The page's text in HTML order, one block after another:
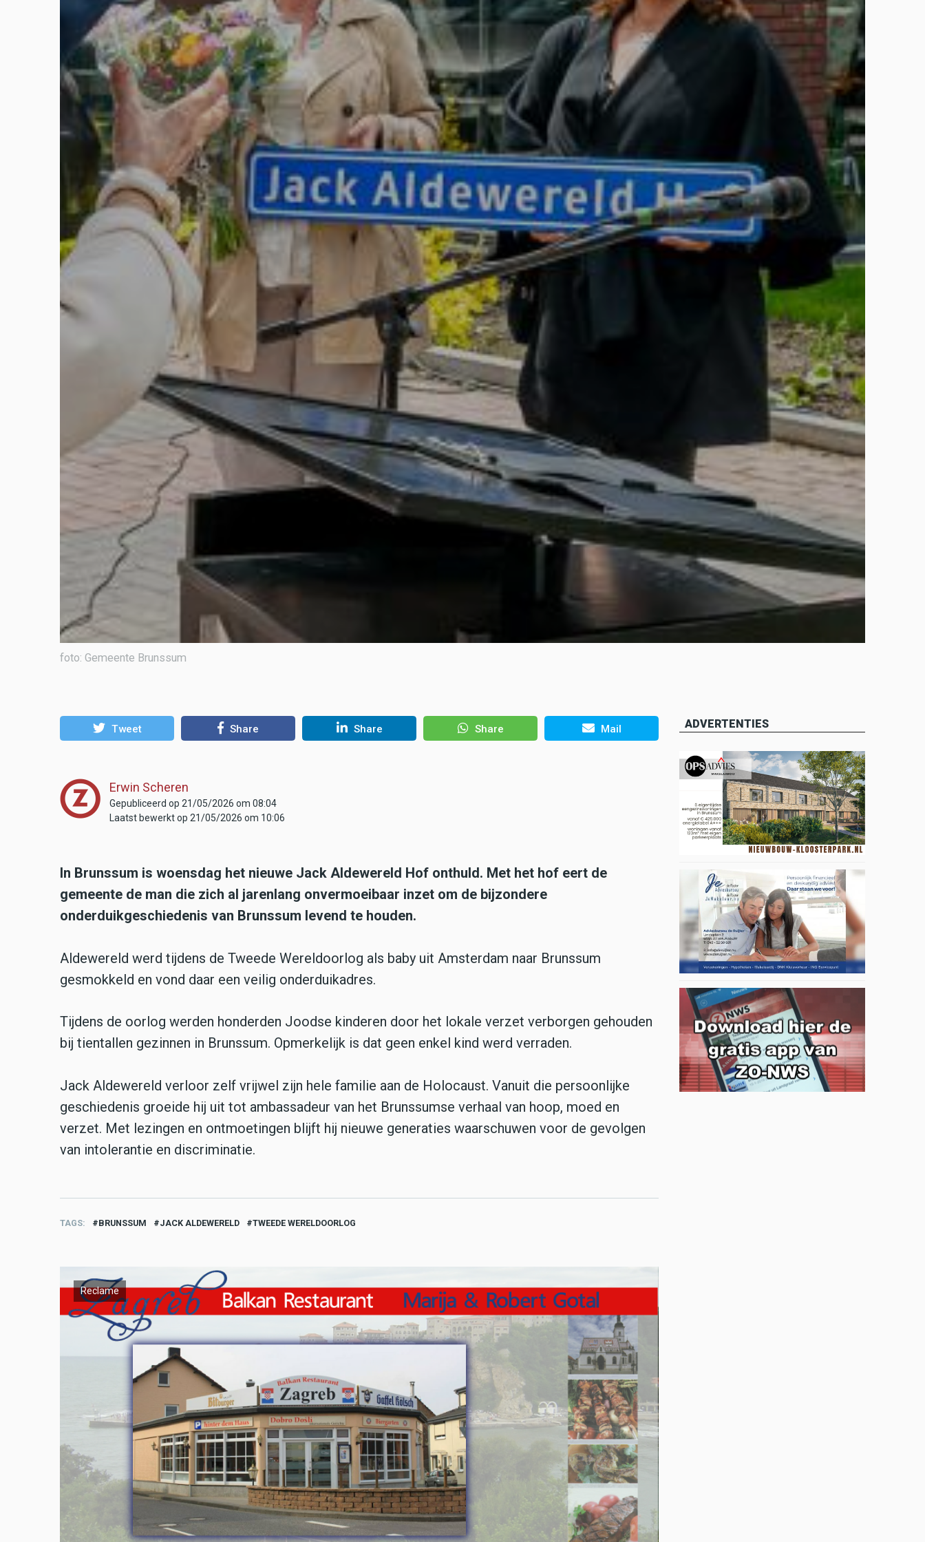
foto: Gemeente Brunssum
Tweet Share Share Share Mail
Erwin Scheren
Gepubliceerd op 21/05/2026 om 08:04
Laatst bewerkt op 21/05/2026 om 10:06
In Brunssum is woensdag het nieuwe Jack Aldewereld Hof onthuld. Met het hof eert de
gemeente de man die zich al jarenlang onvermoeibaar inzet om de bijzondere
onderduikgeschiedenis van Brunssum levend te houden.
Aldewereld werd tijdens de Tweede Wereldoorlog als baby uit Amsterdam naar Brunssum
gesmokkeld en vond daar een veilig onderduikadres.
Tijdens de oorlog werden honderden Joodse kinderen door het lokale verzet verborgen gehouden
bij tientallen gezinnen in Brunssum. Opmerkelijk is dat geen enkel kind werd verraden.
Jack Aldewereld verloor zelf vrijwel zijn hele familie aan de Holocaust. Vanuit die persoonlijke
geschiedenis groeide hij uit tot ambassadeur van het Brunssumse verhaal van hoop, moed en
verzet. Met lezingen en ontmoetingen blijft hij nieuwe generaties waarschuwen voor de gevolgen
van intolerantie en discriminatie.
TAGS BRUNSSUM JACK ALDEWERELD TWEEDE WERELDOORLOG
Reclame
ADVERTENTIES